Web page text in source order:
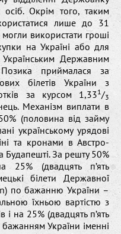
Окрім того, таким
лише до 31
використати гроші
на Україні або для
Державним
приймалася за
білетів України з
за курсом 1,331/3
Механізм виплати в
(половина від займу
українському урядові
та кронами в Австро-
Будапешті. За решту 50%
25% (двадцять п’ять
білети Державної
по бажанню України –
їхньою вартістю з
і на 25% (двадцять п’ять
бажанням України іменні